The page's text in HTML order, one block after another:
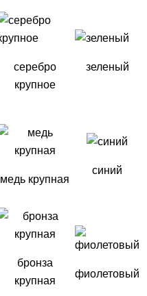
серебро
крупное
зеленый
медь крупная синий
бронза
крупная
фиолетовый